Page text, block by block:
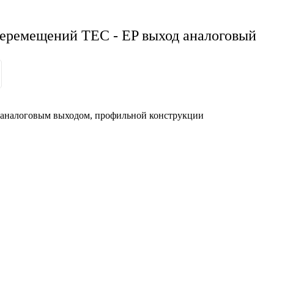
TEC - EP выход аналоговый
выходом, профильной конструкции